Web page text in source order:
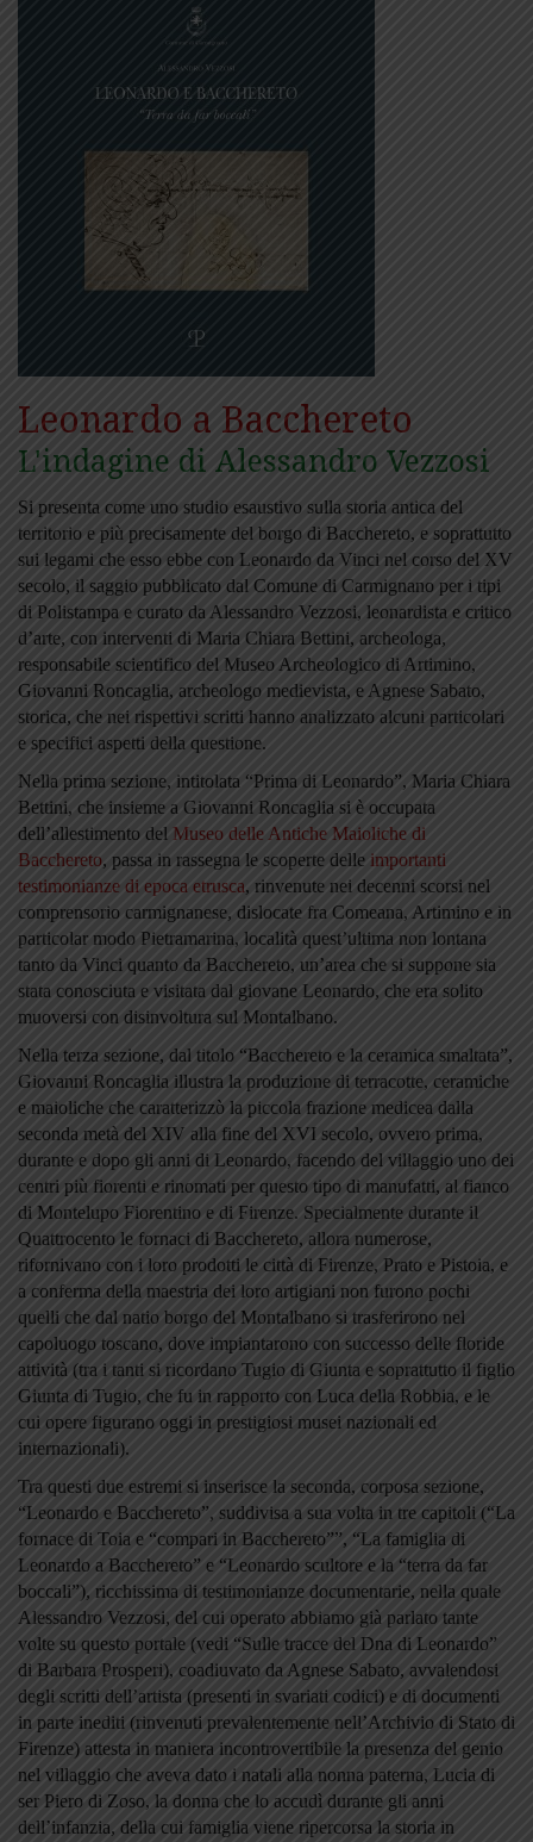
Leonardo a Bacchereto
L'indagine di Alessandro Vezzosi
Si presenta come uno studio esaustivo sulla storia antica del
territorio e più precisamente del borgo di Bacchereto, e soprattutto
sui legami che esso ebbe con Leonardo da Vinci nel corso del XV
secolo, il saggio pubblicato dal Comune di Carmignano per i tipi
di Polistampa e curato da Alessandro Vezzosi, leonardista e critico
d’arte, con interventi di Maria Chiara Bettini, archeologa,
responsabile scientifico del Museo Archeologico di Artimino,
Giovanni Roncaglia, archeologo medievista, e Agnese Sabato,
storica, che nei rispettivi scritti hanno analizzato alcuni particolari
e specifici aspetti della questione.
Nella prima sezione, intitolata “Prima di Leonardo”, Maria Chiara
Bettini, che insieme a Giovanni Roncaglia si è occupata
dell’allestimento del Museo delle Antiche Maioliche di
Bacchereto, passa in rassegna le scoperte delle importanti
testimonianze di epoca etrusca, rinvenute nei decenni scorsi nel
comprensorio carmignanese, dislocate fra Comeana, Artimino e in
particolar modo Pietramarina, località quest’ultima non lontana
tanto da Vinci quanto da Bacchereto, un’area che si suppone sia
stata conosciuta e visitata dal giovane Leonardo, che era solito
muoversi con disinvoltura sul Montalbano.
Nella terza sezione, dal titolo “Bacchereto e la ceramica smaltata”,
Giovanni Roncaglia illustra la produzione di terracotte, ceramiche
e maioliche che caratterizzò la piccola frazione medicea dalla
seconda metà del XIV alla fine del XVI secolo, ovvero prima,
durante e dopo gli anni di Leonardo, facendo del villaggio uno dei
centri più fiorenti e rinomati per questo tipo di manufatti, al fianco
di Montelupo Fiorentino e di Firenze. Specialmente durante il
Quattrocento le fornaci di Bacchereto, allora numerose,
rifornivano con i loro prodotti le città di Firenze, Prato e Pistoia, e
a conferma della maestria dei loro artigiani non furono pochi
quelli che dal natio borgo del Montalbano si trasferirono nel
capoluogo toscano, dove impiantarono con successo delle floride
attività (tra i tanti si ricordano Tugio di Giunta e soprattutto il figlio
Giunta di Tugio, che fu in rapporto con Luca della Robbia, e le
cui opere figurano oggi in prestigiosi musei nazionali ed
internazionali).
Tra questi due estremi si inserisce la seconda, corposa sezione,
“Leonardo e Bacchereto”, suddivisa a sua volta in tre capitoli (“La
fornace di Toia e “compari in Bacchereto””, “La famiglia di
Leonardo a Bacchereto” e “Leonardo scultore e la “terra da far
boccali”), ricchissima di testimonianze documentarie, nella quale
Alessandro Vezzosi, del cui operato abbiamo già parlato tante
volte su questo portale (vedi “Sulle tracce del Dna di Leonardo”
di Barbara Prosperi), coadiuvato da Agnese Sabato, avvalendosi
degli scritti dell’artista (presenti in svariati codici) e di documenti
in parte inediti (rinvenuti prevalentemente nell’Archivio di Stato di
Firenze) attesta in maniera incontrovertibile la presenza del genio
nel villaggio che aveva dato i natali alla nonna paterna, Lucia di
ser Piero di Zoso, la donna che lo accudì durante gli anni
dell’infanzia, della cui famiglia viene ripercorsa la storia in